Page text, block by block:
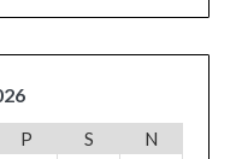
P S
N